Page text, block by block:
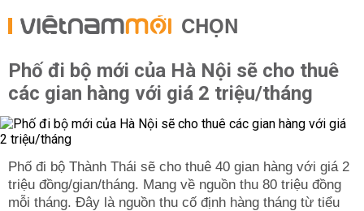
CHỌN
Phố đi bộ mới của Hà Nội sẽ cho thuê
các gian hàng với giá 2 triệu/tháng
Phố đi bộ Thành Thái sẽ cho thuê 40 gian hàng với giá 2
triệu đồng/gian/tháng. Mang về nguồn thu 80 triệu đồng
mỗi tháng. Đây là nguồn thu cố định hàng tháng từ tiểu